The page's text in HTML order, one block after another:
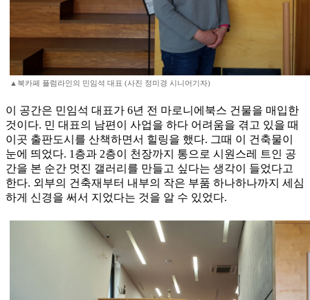
▲북카페 플럼라인의 민임석 대표 (사진 정미경 시니어기자)
이 공간은 민임석 대표가 6년 전 마로니에북스 건물을 매입한
것이다. 민 대표의 남편이 사업을 하다 어려움을 겪고 있을 때
이곳 출판도시를 산책하면서 힐링을 했다. 그때 이 건축물이
눈에 띄었다. 1층과 2층이 천장까지 통으로 시원스레 트인 공
간을 본 순간 멋진 갤러리를 만들고 싶다는 생각이 들었다고
한다. 외부의 건축재부터 내부의 작은 부품 하나하나까지 세심
하게 신경을 써서 지었다는 것을 알 수 있었다.